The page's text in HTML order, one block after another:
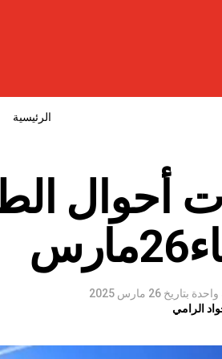
الرئيسية
أحوال
بتاريخ 26 مارس 2025
الرامي